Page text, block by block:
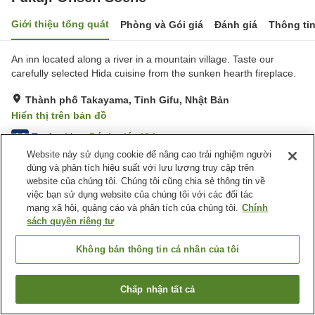
Giới thiệu tổng quát Phòng và Gói giá Đánh giá Thông
An inn located along a river in a mountain village. ​Taste our
carefully selected Hida cuisine from the sunken hearth fireplace.
Thành phố Takayama, Tỉnh Gifu, Nhật Bản
Hiển thị trên bản đồ
4.6 Tuyệt vời Đánh giá:48lượt
Tiện nghi chỗ nghỉ
Bãi đỗ xe
Xông hơi
Spa / Salon
Cafe
Nhật Bản Tỉnh Gifu
Thành phố Takayama
Fukuji Onsen Soene
Tìm phòng trống
Website này sử dụng cookie để nâng cao trải nghiệm người
dùng và phân tích hiệu suất với lưu lượng truy cập trên
website của chúng tôi. Chúng tôi cũng chia sẻ thông tin về
việc bạn sử dụng website của chúng tôi với các đối tác
mạng xã hội, quảng cáo và phân tích của chúng tôi. Chính
sách quyền riêng tư
Không bán thông tin cá nhân của tôi
Chấp nhận tất cả